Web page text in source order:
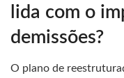
lida com o
demissões?
O plano de